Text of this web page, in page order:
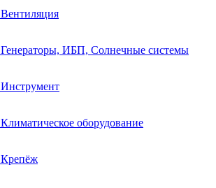
Вентиляция
Генераторы, ИБП, Солнечные системы
Инструмент
Климатическое оборудование
Крепёж